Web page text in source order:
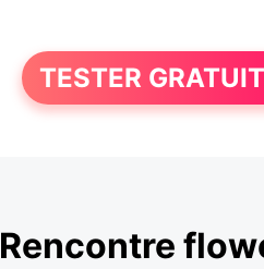
TESTER
Rencontre